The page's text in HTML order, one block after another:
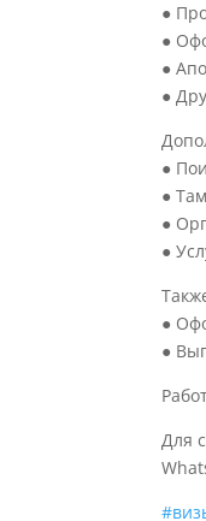
●
●
●
●
●
●
●
●
●
●
Для